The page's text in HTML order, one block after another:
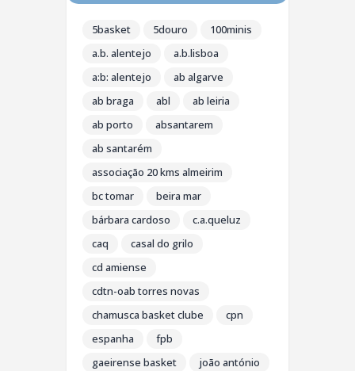
5basket 5douro
100minis
a.b. alentejo
a.b.lisboa
a:b: alentejo
ab algarve
ab braga
abl
ab leiria
ab porto
absantarem
ab santarém
associação 20 kms almeirim
bc tomar
beira mar
bárbara cardoso
c.a.queluz
caq
casal do grilo
cd amiense
cdtn-oab torres novas
chamusca basket clube
cpn
espanha
fpb
gaeirense basket
joão antónio